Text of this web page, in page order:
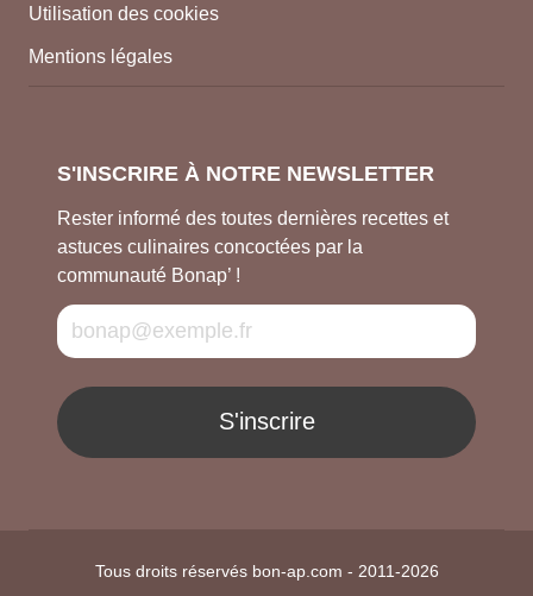
Utilisation des cookies
Mentions légales
S'INSCRIRE À NOTRE NEWSLETTER
Rester informé des toutes dernières recettes et
astuces culinaires concoctées par la
communauté Bonap’ !
S'inscrire
Tous droits réservés bon-ap.com - 2011-2026